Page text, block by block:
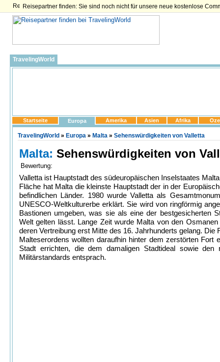
Reisepartner finden: Sie sind noch nicht für unsere neue kostenlose
TravelingWorld
Startseite Europa Amerika Asien Afrika
TravelingWorld » Europa » Malta » Sehenswürdigkeiten von Valletta
Malta: Sehenswürdigkeiten von
Bewertung:
Valletta ist Hauptstadt des südeuropäischen Inselstaates
Fläche hat Malta die kleinste Hauptstadt der in der
befindlichen Länder. 1980 wurde Valletta als
UNESCO-Weltkulturerbe erklärt. Sie wird von ringförmig
Bastionen umgeben, was sie als eine der bestgesicherten
Welt gelten lässt. Lange Zeit wurde Malta von den Osmanen
deren Vertreibung erst Mitte des 16. Jahrhunderts gelang. Die
Malteserordens wollten daraufhin hinter dem zerstörten Fort
Stadt errichten, die dem damaligen Stadtideal sowie den
Militärstandards entsprach.